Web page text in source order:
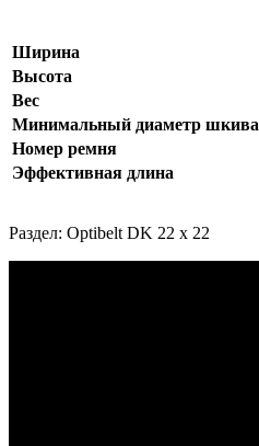
Ширина
Высота
Вес
Минимальный диаметр шкива
Номер ремня
Эффективная длина
Раздел: Optibelt DK 22 x 22